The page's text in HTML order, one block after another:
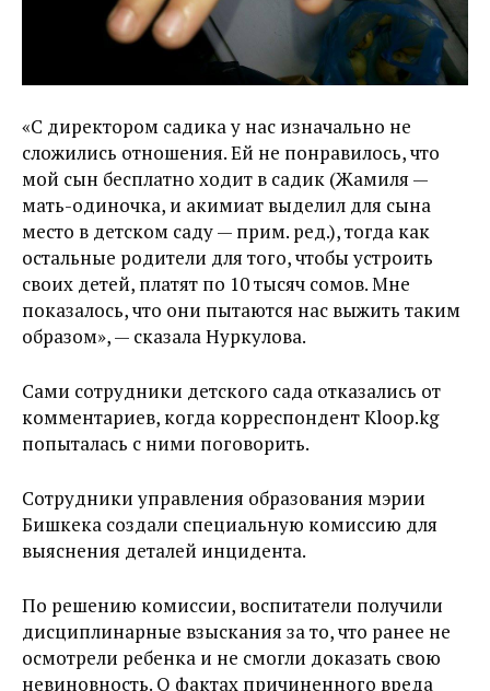
«С директором садика у нас изначально не
сложились отношения. Ей не понравилось, что
мой сын бесплатно ходит в садик (Жамиля —
мать-одиночка, и акимиат выделил для сына
место в детском саду — прим. ред.), тогда как
остальные родители для того, чтобы устроить
своих детей, платят по 10 тысяч сомов. Мне
показалось, что они пытаются нас выжить таким
образом», — сказала Нуркулова.
Сами сотрудники детского сада отказались от
комментариев, когда корреспондент Kloop.kg
попыталась с ними поговорить.
Сотрудники управления образования мэрии
Бишкека создали специальную комиссию для
выяснения деталей инцидента.
По решению комиссии, воспитатели получили
дисциплинарные взыскания за то, что ранее не
осмотрели ребенка и не смогли доказать свою
невиновность. О фактах причиненного вреда